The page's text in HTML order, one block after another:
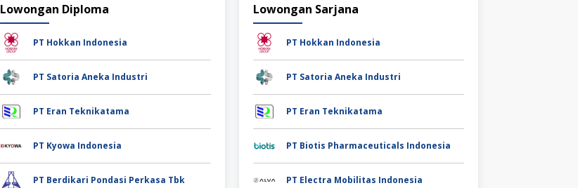
Lowongan Diploma
PT Hokkan Indonesia
PT Satoria Aneka Industri
PT Eran Teknikatama
PT Kyowa Indonesia
PT Berdikari Pondasi Perkasa Tbk
Lowongan Sarjana
PT Hokkan Indonesia
PT Satoria Aneka Industri
PT Eran Teknikatama
PT Biotis Pharmaceuticals Indonesia
PT Electra Mobilitas Indonesia